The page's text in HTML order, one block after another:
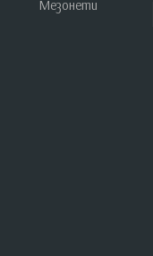
Мезонети